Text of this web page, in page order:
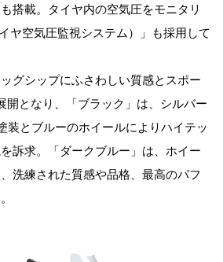
搭載。タイヤ内の空気圧をモニタリ
ヤ空気圧監視システム）」も採用して
グシップにふさわしい質感とスポー
開となり、「ブラック」は、シルバー
装とブルーのホイールによりハイテッ
訴求。「ダークブルー」は、ホイー
洗練された質感や品格、最高のパフ